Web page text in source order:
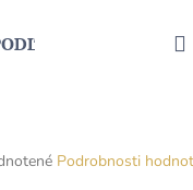
UDALOSTI
Podrobnosti